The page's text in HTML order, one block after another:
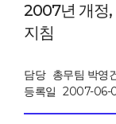
2007년 개정,
지침
담당 총무팀 박영
등록일 2007-06-